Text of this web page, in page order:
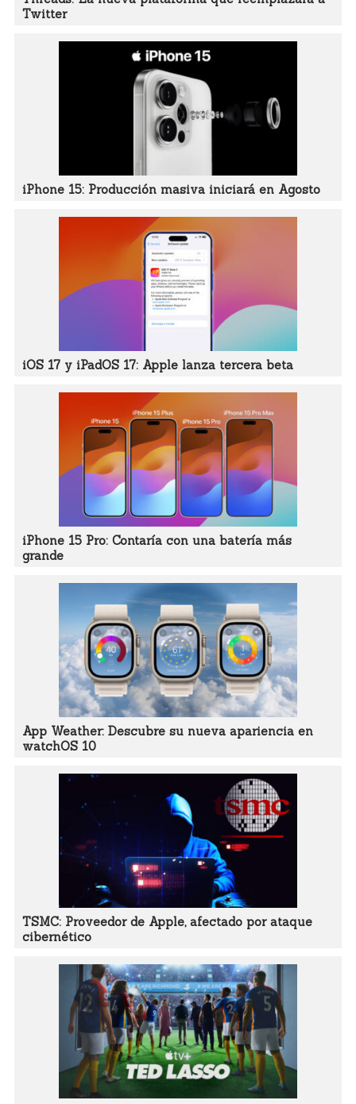
Twitter
iPhone 15: Producción masiva iniciará en Agosto
iOS 17 y iPadOS 17: Apple lanza tercera beta
iPhone 15 Pro: Contaría con una batería más
grande
App Weather: Descubre su nueva apariencia en
watchOS 10
TSMC: Proveedor de Apple, afectado por ataque
cibernético